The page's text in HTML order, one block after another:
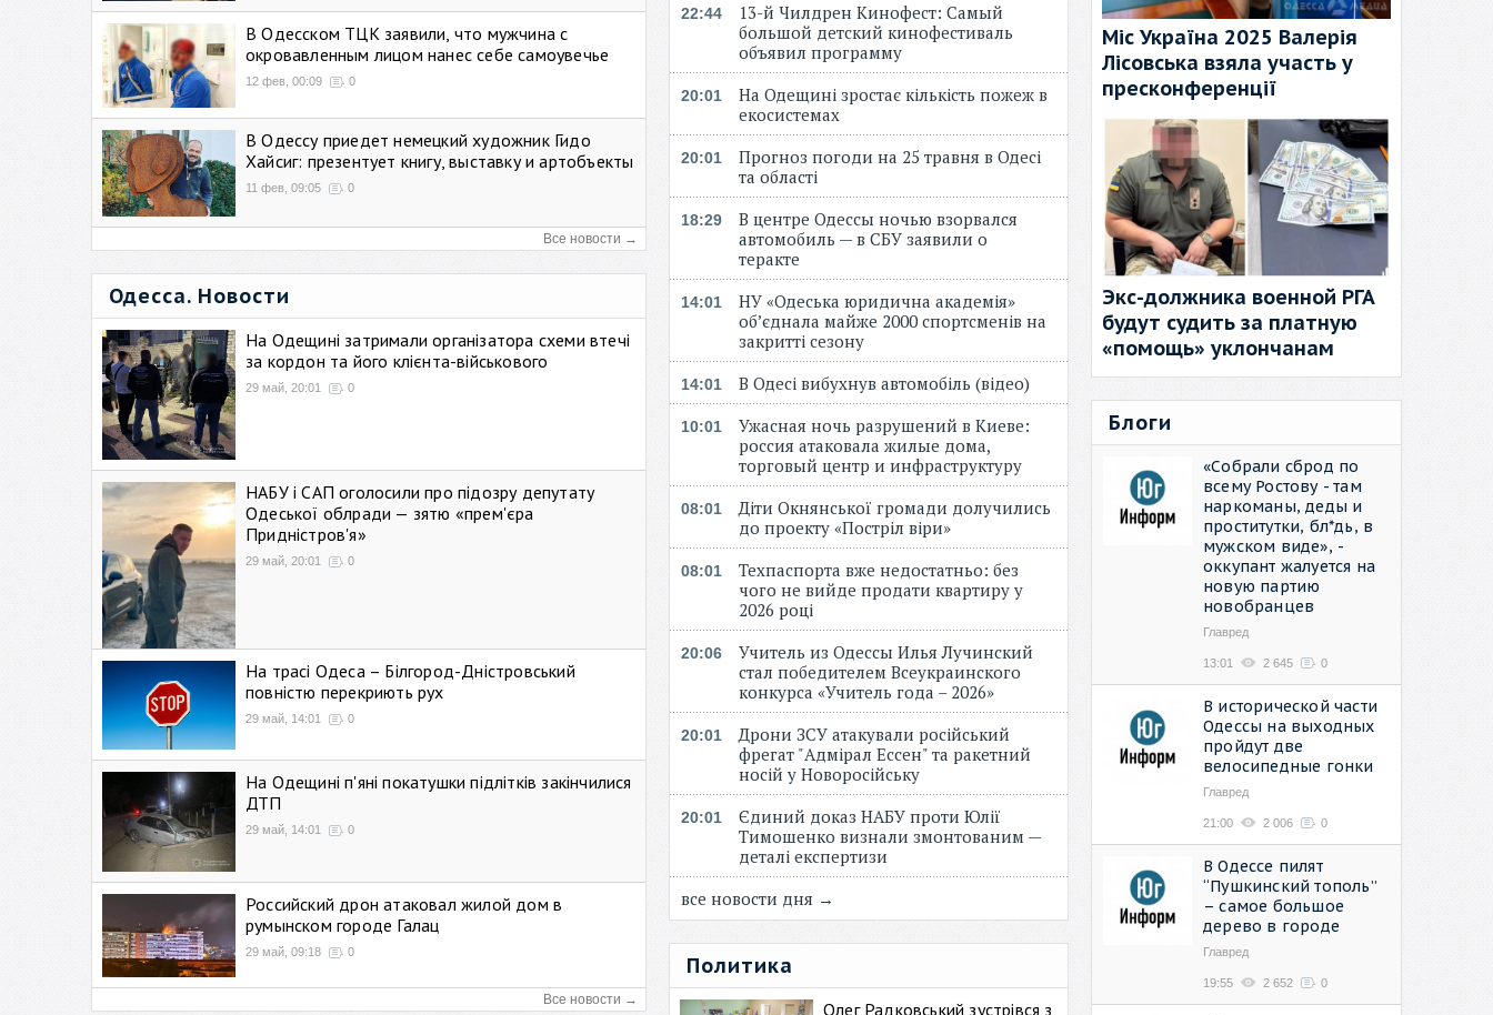
В Одесском ТЦК заявили, что мужчина с
окровавленным лицом нанес себе самоувечье
12 фев, 00:09 0
В Одессу приедет немецкий художник Гидо
Хайсиг: презентует книгу, выставку и артобъекты
11 фев, 09:05 0
Все новости →
Одесса. Новости
На Одещині затримали організатора схеми втечі
за кордон та його клієнта-військового
29 май, 20:01 0
НАБУ і САП оголосили про підозру депутату
Одеської облради — зятю «прем'єра
Придністров'я»
29 май, 20:01 0
На трасі Одеса – Білгород-Дністровський
повністю перекриють рух
29 май, 14:01 0
На Одещині п'яні покатушки підлітків закінчилися
ДТП
29 май, 14:01 0
Российский дрон атаковал жилой дом в
румынском городе Галац
29 май, 09:18 0
Все новости →
22:44
13-й Чилдрен Кинофест: Самый
большой детский кинофестиваль
объявил программу
20:01
На Одещині зростає кількість пожеж в
екосистемах
20:01
Прогноз погоди на 25 травня в Одесі
та області
18:29
В центре Одессы ночью взорвался
автомобиль — в СБУ заявили о
теракте
14:01
НУ «Одеська юридична академія»
об’єднала майже 2000 спортсменів на
закритті сезону
14:01 В Одесі вибухнув автомобіль (відео)
10:01
Ужасная ночь разрушений в Киеве:
россия атаковала жилые дома,
торговый центр и инфраструктуру
08:01
Діти Окнянської громади долучились
до проекту «Постріл віри»
08:01
Техпаспорта вже недостатньо: без
чого не вийде продати квартиру у
2026 році
20:06
Учитель из Одессы Илья Лучинский
стал победителем Всеукраинского
конкурса «Учитель года – 2026»
20:01
Дрони ЗСУ атакували російський
фрегат "Адмірал Ессен" та ракетний
носій у Новоросійську
20:01
Єдиний доказ НАБУ проти Юлії
Тимошенко визнали змонтованим —
деталі експертизи
все новости дня →
Политика
Олег Радковський зустрівся з
Міс Україна 2025 Валерія
Лісовська взяла участь у
пресконференції
Экс-должника военной РГА
будут судить за платную
«помощь» уклончанам
Блоги
«Собрали сброд по
всему Ростову - там
наркоманы, деды и
проститутки, бл*дь, в
мужском виде», -
оккупант жалуется на
новую партию
новобранцев
Главред
13:01 2 645 0
В исторической части
Одессы на выходных
пройдут две
велосипедные гонки
Главред
21:00 2 006 0
В Одессе пилят
“Пушкинский тополь”
– самое большое
дерево в городе
Главред
19:55 2 652 0